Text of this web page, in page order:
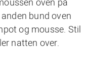
bund oven
og mousse. Stil
natten over.